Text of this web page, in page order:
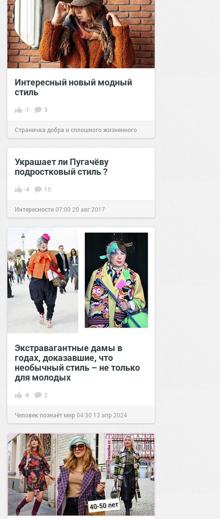
Интересный новый модный
стиль
-1 3
Страничка добра и сплошного жизненного
позитива! 20:20 24 мар 2025
Украшает ли Пугачёву
подростковый стиль ?
-4 10
Интересности 07:00 20 авг 2017
Экстравагантные дамы в
годах, доказавшие, что
необычный стиль – не только
для молодых
-6 2
Человек познаёт мир04:30 13 апр 2024